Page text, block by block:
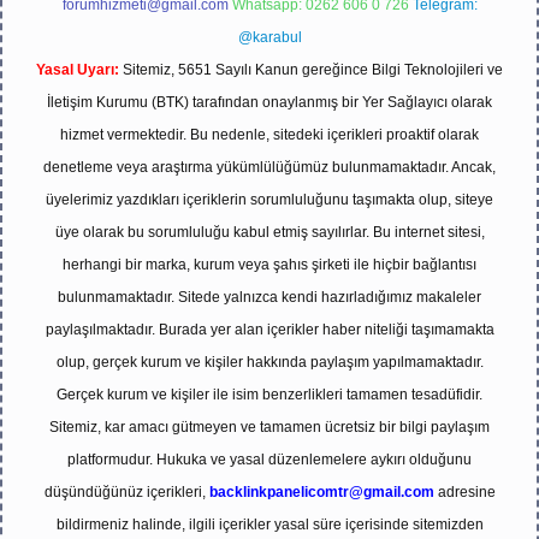
forumhizmeti@gmail.com Whatsapp: 0262 606 0 726 Telegram:
@karabul
Yasal Uyarı: Sitemiz, 5651 Sayılı Kanun gereğince Bilgi Teknolojileri ve
İletişim Kurumu (BTK) tarafından onaylanmış bir Yer Sağlayıcı olarak
hizmet vermektedir. Bu nedenle, sitedeki içerikleri proaktif olarak
denetleme veya araştırma yükümlülüğümüz bulunmamaktadır. Ancak,
üyelerimiz yazdıkları içeriklerin sorumluluğunu taşımakta olup, siteye
üye olarak bu sorumluluğu kabul etmiş sayılırlar. Bu internet sitesi,
herhangi bir marka, kurum veya şahıs şirketi ile hiçbir bağlantısı
bulunmamaktadır. Sitede yalnızca kendi hazırladığımız makaleler
paylaşılmaktadır. Burada yer alan içerikler haber niteliği taşımamakta
olup, gerçek kurum ve kişiler hakkında paylaşım yapılmamaktadır.
Gerçek kurum ve kişiler ile isim benzerlikleri tamamen tesadüfidir.
Sitemiz, kar amacı gütmeyen ve tamamen ücretsiz bir bilgi paylaşım
platformudur. Hukuka ve yasal düzenlemelere aykırı olduğunu
düşündüğünüz içerikleri, backlinkpanelicomtr@gmail.com adresine
bildirmeniz halinde, ilgili içerikler yasal süre içerisinde sitemizden